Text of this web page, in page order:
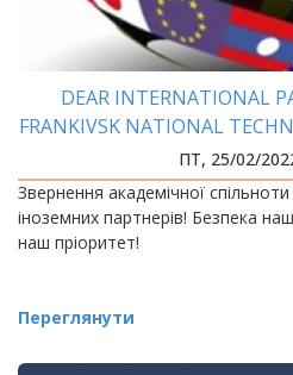
DEAR INTERNATIONAL
FRANKIVSK NATIONAL
AND
ПТ, 25/02/
Звернення академічної
іноземних партнерів! Безпека
наш пріоритет!
Переглянути